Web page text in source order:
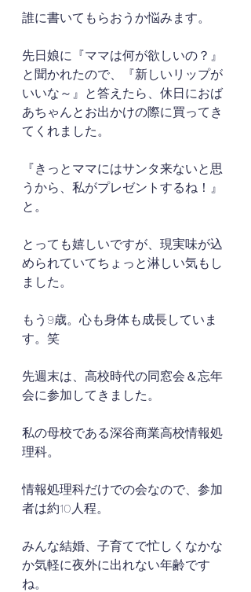
誰に書いてもらおうか悩みます。
先日娘に『ママは何が欲しいの？』
と聞かれたので、『新しいリップが
いいな～』と答えたら、休日におば
あちゃんとお出かけの際に買ってき
てくれました。
『きっとママにはサンタ来ないと思
うから、私がプレゼントするね！』
と。
とっても嬉しいですが、現実味が込
められていてちょっと淋しい気もし
ました。
もう9歳。心も身体も成長していま
す。笑
先週末は、高校時代の同窓会＆忘年
会に参加してきました。
私の母校である深谷商業高校情報処
理科。
情報処理科だけでの会なので、参加
者は約10人程。
みんな結婚、子育てで忙しくなかな
か気軽に夜外に出れない年齢です
ね。